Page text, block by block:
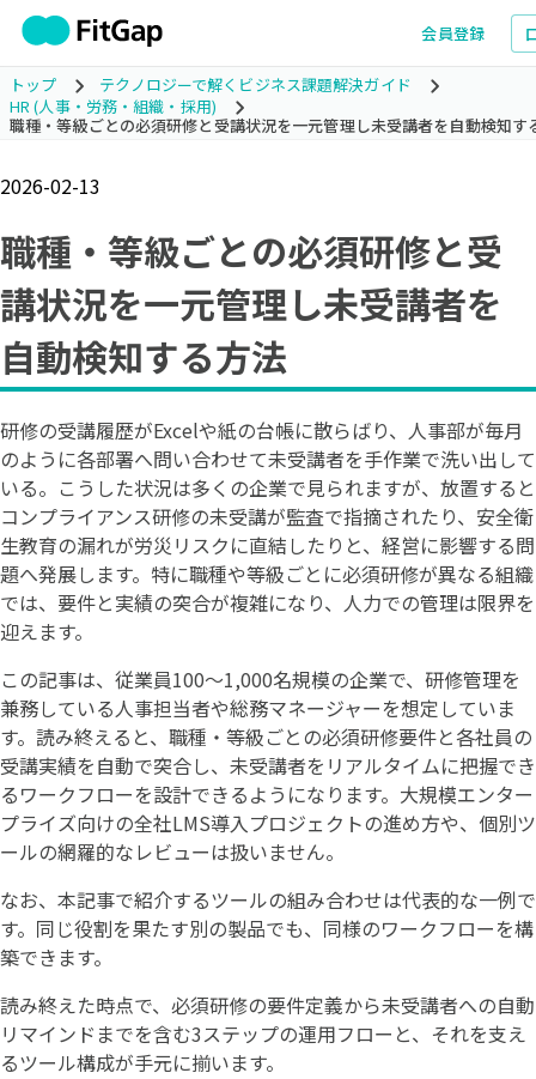
会員登録
トップ
テクノロジーで解くビジネス課題解決ガイド
HR (人事・労務・組織・採用)
職種・等級ごとの必須研修と受講状況を一元管理し未受講者を自動検知す
2026-02-13
職種・等級ごとの必須研修と受
講状況を一元管理し未受講者を
自動検知する方法
研修の受講履歴がExcelや紙の台帳に散らばり、人事部が毎月
のように各部署へ問い合わせて未受講者を手作業で洗い出して
いる。こうした状況は多くの企業で見られますが、放置すると
コンプライアンス研修の未受講が監査で指摘されたり、安全衛
生教育の漏れが労災リスクに直結したりと、経営に影響する問
題へ発展します。特に職種や等級ごとに必須研修が異なる組織
では、要件と実績の突合が複雑になり、人力での管理は限界を
迎えます。
この記事は、従業員100〜1,000名規模の企業で、研修管理を
兼務している人事担当者や総務マネージャーを想定していま
す。読み終えると、職種・等級ごとの必須研修要件と各社員の
受講実績を自動で突合し、未受講者をリアルタイムに把握でき
るワークフローを設計できるようになります。大規模エンター
プライズ向けの全社LMS導入プロジェクトの進め方や、個別ツ
ールの網羅的なレビューは扱いません。
なお、本記事で紹介するツールの組み合わせは代表的な一例で
す。同じ役割を果たす別の製品でも、同様のワークフローを構
築できます。
読み終えた時点で、必須研修の要件定義から未受講者への自動
リマインドまでを含む3ステップの運用フローと、それを支え
るツール構成が手元に揃います。